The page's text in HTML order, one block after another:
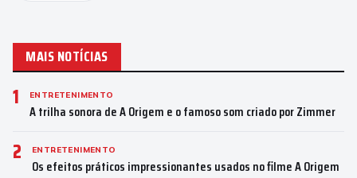
MAIS NOTÍCIAS
1 ENTRETENIMENTO
A trilha sonora de A Origem e o famoso som criado por Zimmer
2 ENTRETENIMENTO
Os efeitos práticos impressionantes usados no filme A Origem